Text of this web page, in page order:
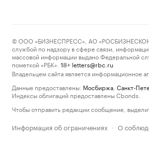
© ООО «БИЗНЕСПРЕСС», АО
службой по надзору в сфере связи,
массовой информации выдано Федеральной
пометкой «РБК».
18+ letters@rbc.ru
Владельцем сайта является информационное
Данные предоставлены: Мосбиржа Санкт-
Индексы облигаций предоставлены Cbonds.
Чтобы отправить редакции сообщение,
Информация об ограничениях · О